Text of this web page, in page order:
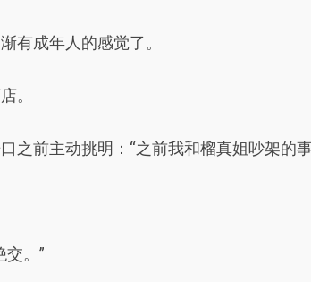
有成年人的感觉了。
。
之前主动挑明：“之前我和榴真姐吵架的
。”